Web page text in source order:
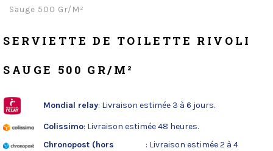
Sauge 500 Gr/m²
SERVIETTE DE TOILETTE RIVOLI
SAUGE 500 GR/M²
Mondial relay: Livraison estimée 3 à 6 jours.
Colissimo: Livraison estimée 48 heures.
Chronopost (hors
: Livraison estimée 2 à 4